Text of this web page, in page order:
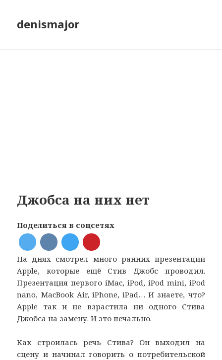
denismajor
Джобса на них нет
Поделиться в соцсетях
На днях смотрел много ранних презентаций
Apple, которые ещё Стив Джобс проводил.
Презентация первого iMac, iPod, iPod mini, iPod
nano, MacBook Air, iPhone, iPad… И знаете, что?
Apple так и не взрастила ни одного Стива
Джобса на замену. И это печально.
Как строилась речь Стива? Он выходил на
сцену и начинал говорить о потребительской